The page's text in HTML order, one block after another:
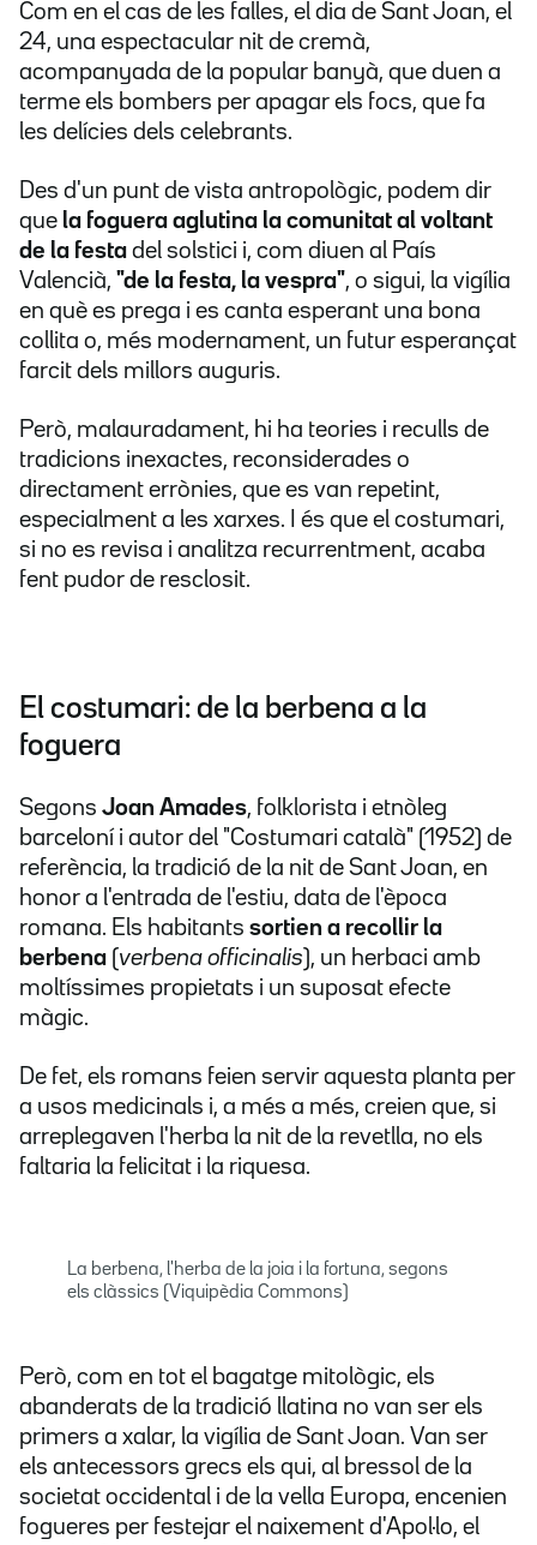
Com en el cas de les falles, el dia de Sant Joan, el
24, una espectacular nit de cremà,
acompanyada de la popular banyà, que duen a
terme els bombers per apagar els focs, que fa
les delícies dels celebrants.
Des d'un punt de vista antropològic, podem dir
que la foguera aglutina la comunitat al voltant
de la festa del solstici i, com diuen al País
Valencià, "de la festa, la vespra", o sigui, la vigília
en què es prega i es canta esperant una bona
collita o, més modernament, un futur esperançat
farcit dels millors auguris.
Però, malauradament, hi ha teories i reculls de
tradicions inexactes, reconsiderades o
directament errònies, que es van repetint,
especialment a les xarxes. I és que el costumari,
si no es revisa i analitza recurrentment, acaba
fent pudor de resclosit.
El costumari: de la berbena a la
foguera
Segons Joan Amades, folklorista i etnòleg
barceloní i autor del "Costumari català" (1952) de
referència, la tradició de la nit de Sant Joan, en
honor a l'entrada de l'estiu, data de l'època
romana. Els habitants sortien a recollir la
berbena (verbena officinalis), un herbaci amb
moltíssimes propietats i un suposat efecte
màgic.
De fet, els romans feien servir aquesta planta per
a usos medicinals i, a més a més, creien que, si
arreplegaven l'herba la nit de la revetlla, no els
faltaria la felicitat i la riquesa.
La berbena, l'herba de la joia i la fortuna, segons
els clàssics (Viquipèdia Commons)
Però, com en tot el bagatge mitològic, els
abanderats de la tradició llatina no van ser els
primers a xalar, la vigília de Sant Joan. Van ser
els antecessors grecs els qui, al bressol de la
societat occidental i de la vella Europa, encenien
fogueres per festejar el naixement d'Apol·lo, el